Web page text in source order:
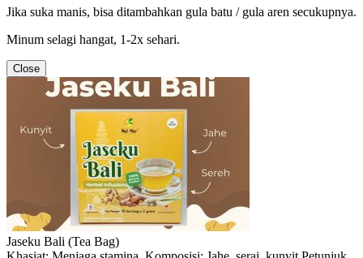
Jika suka manis, bisa ditambahkan gula batu / gula aren secukupnya.
Minum selagi hangat, 1-2x sehari.
Close
Jaseku Bali (Tea Bag)